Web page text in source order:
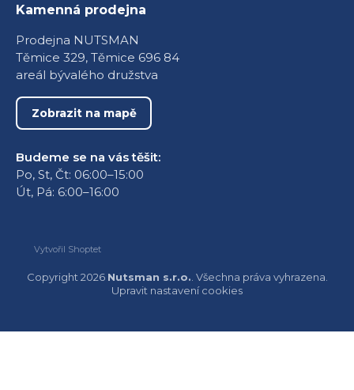
Kamenná prodejna
Prodejna NUTSMAN
Těmice 329, Těmice 696 84
areál bývalého družstva
Zobrazit na mapě
Budeme se na vás těšit:
Po, St, Čt: 06:00–15:00
Út, Pá: 6:00–16:00
Vytvořil Shoptet
Copyright 2026 Nutsman s.r.o. . Všechna práva vyhrazena.
Upravit nastavení cookies